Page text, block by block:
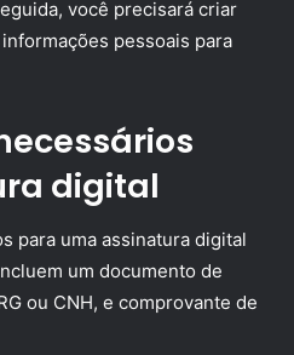
você precisará criar
pessoais para
digital
para uma assinatura digital
um documento de
ou CNH, e comprovante de